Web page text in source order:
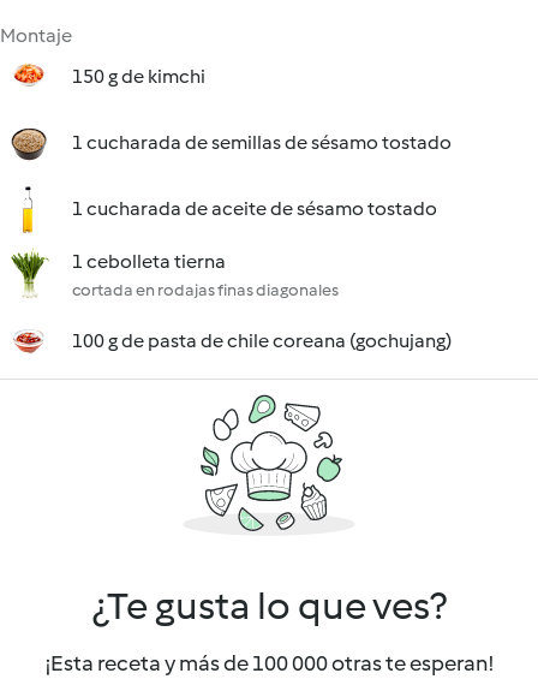
Montaje
150 g de kimchi
1 cucharada de semillas de sésamo tostado
1 cucharada de aceite de sésamo tostado
1 cebolleta tierna
cortada en rodajas finas diagonales
100 g de pasta de chile coreana (gochujang)
¿Te gusta lo que ves?
¡Esta receta y más de 100 000 otras te esperan!